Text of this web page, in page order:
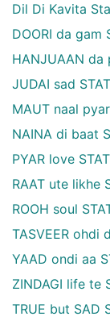
Dil Di Kavita
DOORI da gam
HANJUAAN da
JUDAI sad
MAUT naal
NAINA di baat
PYAR love
RAAT ute likhe
ROOH soul
TASVEER ohdi
YAAD ondi aa
ZINDAGI life te
TRUE but SAD